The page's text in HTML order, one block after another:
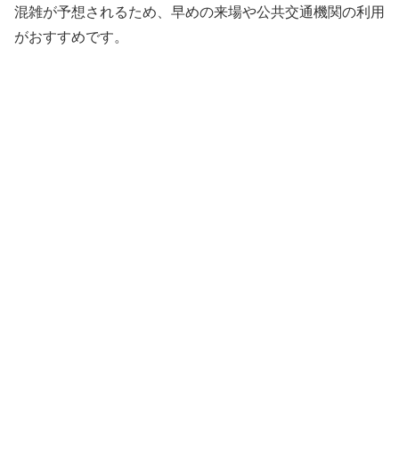
混雑が予想されるため、早めの来場や公共交通機関の利用
がおすすめです。